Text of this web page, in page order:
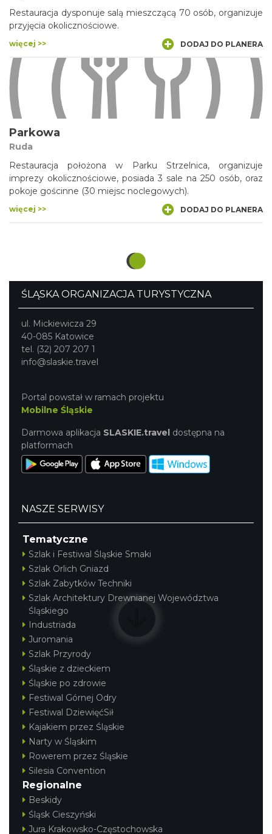
Restauracja dysponuje salą mieszczącą 70 osób, organizuje
przyjęcia okolicznościowe.
więcej >> DODAJ DO PLANERA
Parkowa
Ruda
Restauracja położona w Parku Strzelnica, organizuje
imprezy okolicznościowe, posiada 3 sale na 250 osób, oraz
pokoje gościnne (30 miejsc noclegowych).
więcej >> DODAJ DO PLANERA
ŚLĄSKA ORGANIZACJA TURYSTYCZNA
ul. Mickiewicza 29
40-085 Katowice
tel. (32) 207 207 1
info@slaskie.travel
Portal powstał w ramach projektu
Mobilne Śląskie
Darmowa aplikacja SLASKIE.travel dostępna na
platformach
NASZE SERWISY
Tematyczne
Szlak i Festiwal Śląskie Smaki
Szlak Orlich Gniazd
Szlak Zabytków Techniki
Szlak Architektury Drewnianej Województwa
Śląskiego
Industriada
Juromania
Szlak Przyrody
Śląskie z dzieckiem
Śląskie po zdrowie
Festiwal Górnej Odry
Festiwal DziewięćSił
Kajakiem przez Śląskie
Narty w Śląskim
Rowerem przez Śląskie
Silesia Convention
Regionalne
Beskidy
Śląsk Cieszyński
Jura Krakowsko-Częstochowska